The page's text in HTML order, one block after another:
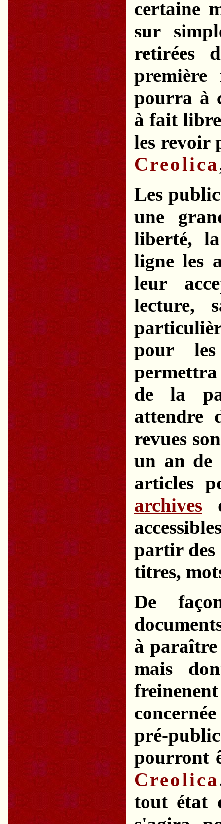
certaine
sur
retirées
pourra à
à fait
les revoir
Creolica
Les
une
liberté,
ligne les
leur
lecture,
pour
de la
attendre
revues
un an de
articles
archives
partir des
titres,
De
à paraître
mais
pré-
pourront
Creolica
tout état